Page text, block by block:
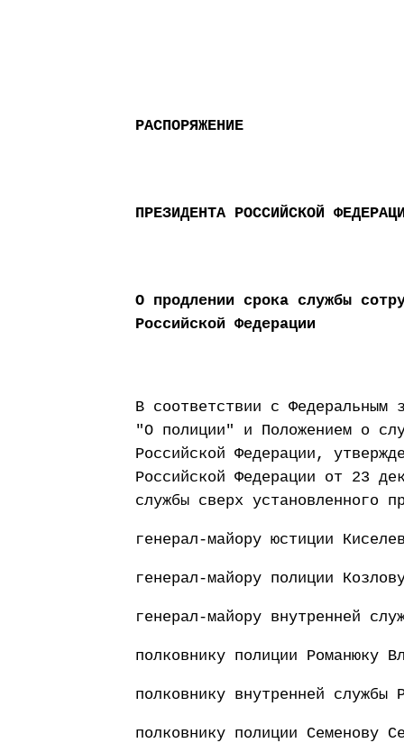
РАСПОРЯЖЕНИЕ
ПРЕЗИДЕНТА РОССИЙСКОЙ
О продлении срока службы
Российской Федерации
В соответствии с
"О полиции" и Положением о
Российской Федерации,
Российской Федерации от 23
службы сверх установленного
генерал-майору юстиции
генерал-майору полиции
генерал-майору внутренней
полковнику полиции Романюку
полковнику внутренней службы
полковнику полиции Семенову